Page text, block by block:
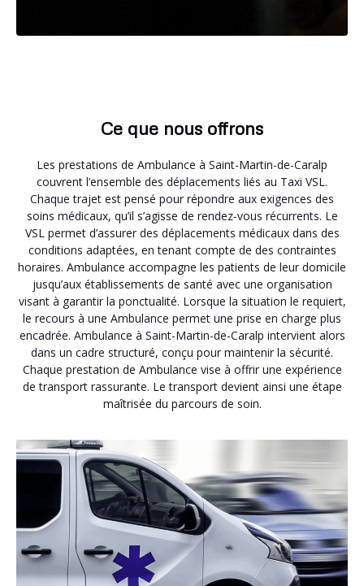
Ce que nous offrons
Les prestations de Ambulance à Saint-Martin-de-Caralp
couvrent l’ensemble des déplacements liés au Taxi VSL.
Chaque trajet est pensé pour répondre aux exigences des
soins médicaux, qu’il s’agisse de rendez-vous récurrents. Le
VSL permet d’assurer des déplacements médicaux dans des
conditions adaptées, en tenant compte de des contraintes
horaires. Ambulance accompagne les patients de leur domicile
jusqu’aux établissements de santé avec une organisation
visant à garantir la ponctualité. Lorsque la situation le requiert,
le recours à une Ambulance permet une prise en charge plus
encadrée. Ambulance à Saint-Martin-de-Caralp intervient alors
dans un cadre structuré, conçu pour maintenir la sécurité.
Chaque prestation de Ambulance vise à offrir une expérience
de transport rassurante. Le transport devient ainsi une étape
maîtrisée du parcours de soin.